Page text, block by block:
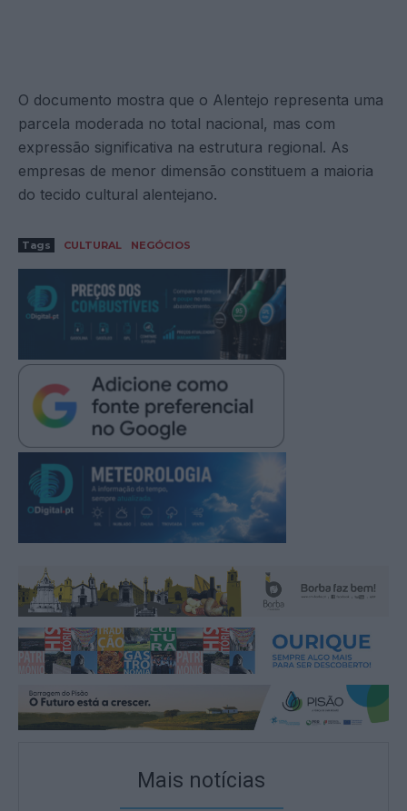
O documento mostra que o Alentejo representa uma
parcela moderada no total nacional, mas com
expressão significativa na estrutura regional. As
empresas de menor dimensão constituem a maioria
do tecido cultural alentejano.
Tags CULTURAL NEGÓCIOS
Mais notícias